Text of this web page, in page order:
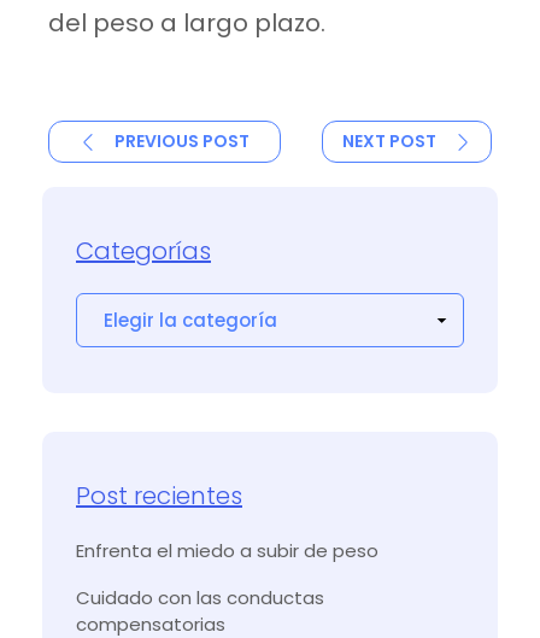
del peso a largo plazo.
PREVIOUS POST NEXT POST
Categorías
Post recientes
Enfrenta el miedo a subir de peso
Cuidado con las conductas
compensatorias